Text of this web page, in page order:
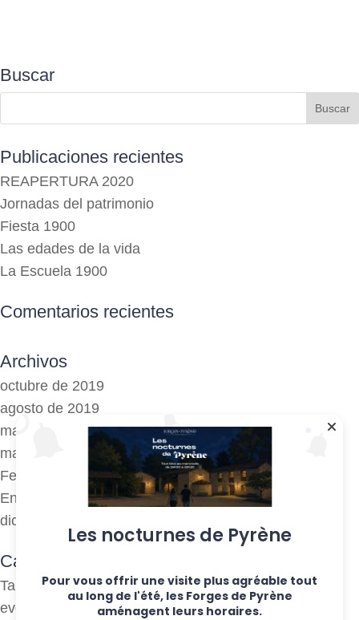
Buscar
Publicaciones recientes
REAPERTURA 2020
Jornadas del patrimonio
Fiesta 1900
Las edades de la vida
La Escuela 1900
Comentarios recientes
Archivos
octubre de 2019
agosto de 2019
mayo de 2019
marzo de 2018
Febrero de 2018
Enero de 2017
diciembre de 2016
Categorías
Talleres semanales
eventos
Les nocturnes de Pyrène
Pour vous offrir une visite plus agréable tout
au long de l'été, les Forges de Pyrène
aménagent leurs horaires.